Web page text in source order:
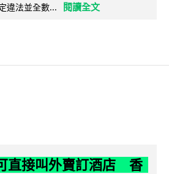
違法並全數...
閱讀全文
直接叫外賣訂酒店 香